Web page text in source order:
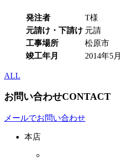
発注者
T様
元請け・下請け 元請
工事場所
松原市
竣工年月
2014年5月
ALL
お問い合わせCONTACT
メールでお問い合わせ
本店